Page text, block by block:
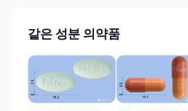
같은 성분 의약품